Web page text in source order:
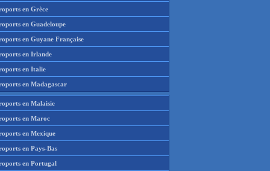
en Grèce
en Guadeloupe
en Guyane Française
en Irlande
en Italie
en Madagascar
en Malaisie
en Maroc
en Mexique
en Pays-Bas
en Portugal